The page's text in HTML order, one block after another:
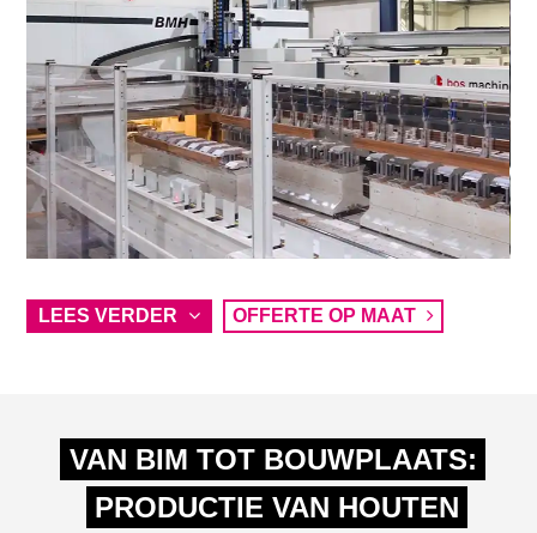
LEES VERDER OFFERTE OP MAAT
VAN BIM TOT BOUWPLAATS:
PRODUCTIE VAN HOUTEN